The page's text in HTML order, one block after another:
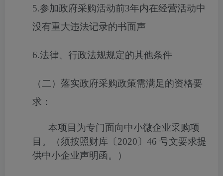
5.参加政府采购活动前3年内在经营活动中
没有重大违法记录的书面声
6.法律、行政法规规定的其他条件
（二）落实政府采购政策需满足的资格要
求：
本项目为专门面向中小微企业采购项
目 。（须按照财库〔 2020 〕 46 号文要求提
供中小企业声明函。）